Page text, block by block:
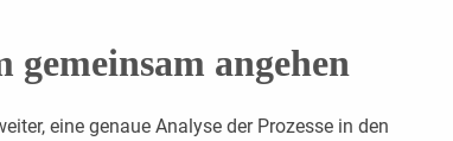
gemeinsam angehen
eine genaue Analyse der Prozesse in den